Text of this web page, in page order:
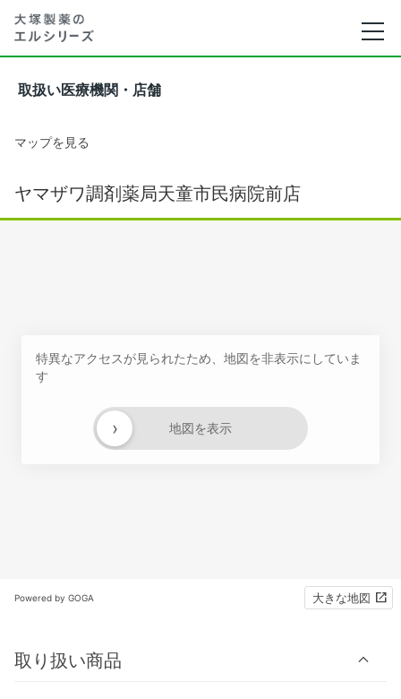
取扱い医療機関・店舗
マップを見る
ヤマザワ調剤薬局天童市民病院前店
特異なアクセスが見られたため、地図を非表示にしていま
す
地図を表示
›
Powered by GOGA 大きな地図
取り扱い商品